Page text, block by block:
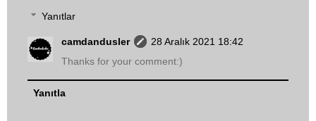
Yanıtlar
camdandusler
28 Aralık 2021 18:42
Thanks for your comment:)
Yanıtla